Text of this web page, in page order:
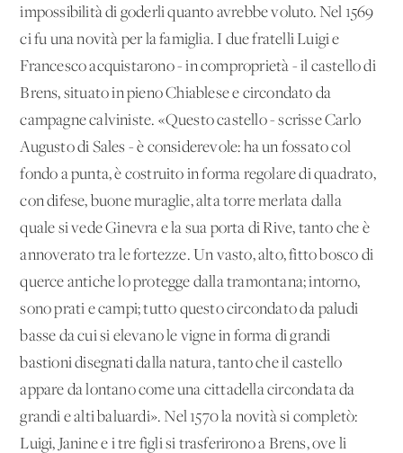
impossibilità di goderli quanto avrebbe voluto. Nel 1569
ci fu una novità per la famiglia. I due fratelli Luigi e
Francesco acquistarono - in comproprietà - il castello di
Brens, situato in pieno Chiablese e circondato da
campagne calviniste. «Questo castello - scrisse Carlo
Augusto di Sales - è considerevole: ha un fossato col
fondo a punta, è costruito in forma regolare di quadrato,
con difese, buone muraglie, alta torre merlata dalla
quale si vede Ginevra e la sua porta di Rive, tanto che è
annoverato tra le fortezze. Un vasto, alto, fitto bosco di
querce antiche lo protegge dalla tramontana; intorno,
sono prati e campi; tutto questo circondato da paludi
basse da cui si elevano le vigne in forma di grandi
bastioni disegnati dalla natura, tanto che il castello
appare da lontano come una cittadella circondata da
grandi e alti baluardi». Nel 1570 la novità si completò:
Luigi, Janine e i tre figli si trasferirono a Brens, ove li